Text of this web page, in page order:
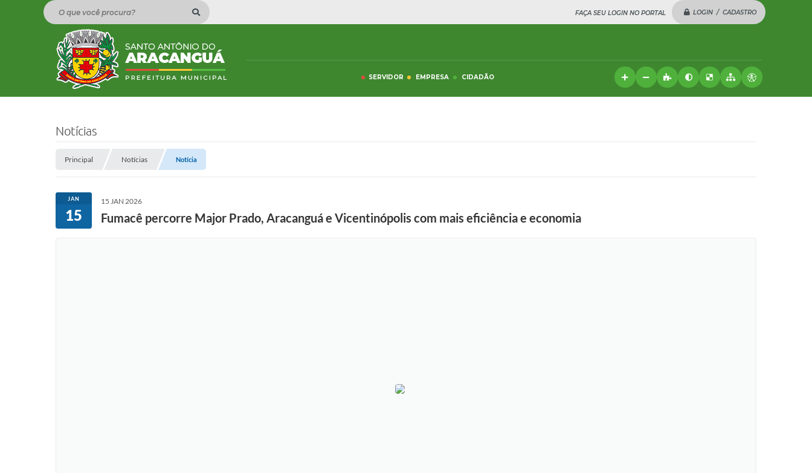
FAÇA SEU LOGIN NO PORTAL LOGIN / CADASTRO
O que você procura?
SERVIDOR EMPRESA CIDADÃO
Notícias
Principal Notícias Notícia
JAN
15
15 JAN 2026
Fumacê percorre Major Prado, Aracanguá e Vicentinópolis com mais eficiência e economia